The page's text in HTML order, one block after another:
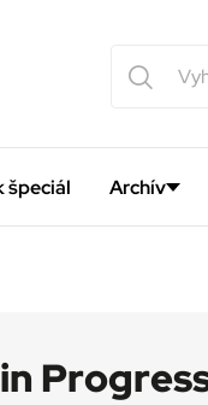
špeciál Archív